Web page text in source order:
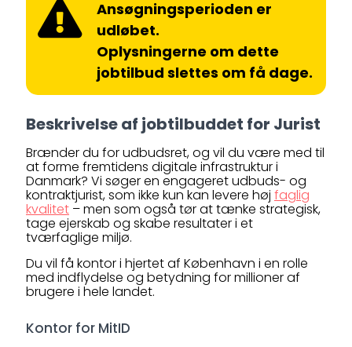
Ansøgningsperioden er
udløbet.
Oplysningerne om dette
jobtilbud slettes om få dage.
Beskrivelse af jobtilbuddet for Jurist
Brænder du for udbudsret, og vil du være med til
at forme fremtidens digitale infrastruktur i
Danmark? Vi søger en engageret udbuds- og
kontraktjurist, som ikke kun kan levere høj faglig
kvalitet – men som også tør at tænke strategisk,
tage ejerskab og skabe resultater i et
tværfaglige miljø.
Du vil få kontor i hjertet af København i en rolle
med indflydelse og betydning for millioner af
brugere i hele landet.
Kontor for MitID